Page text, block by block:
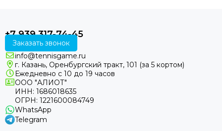
+7 939 317-74-45
Заказать звонок
info@tennisgame.ru
г. Казань, Оренбургский тракт, 101 (за 5 кортом)
Ежедневно с 10 до 19 часов
ООО "АЛИОТ"
ИНН: 1686018635
ОГРН: 1221600084749
WhatsApp
Telegram